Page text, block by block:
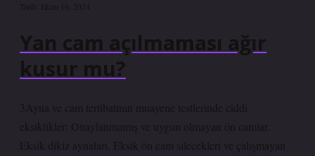
Tarih: Ekim 16, 2024
Yan cam açılmaması ağır
kusur mu?
3Ayna ve cam tertibatının muayene testlerinde ciddi
eksiklikler: Onaylanmamış ve uygun olmayan ön camlar.
Eksik dikiz aynaları. Eksik ön cam silecekleri ve çalışmayan